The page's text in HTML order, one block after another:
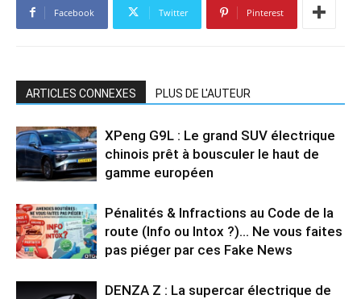
Facebook Twitter Pinterest
ARTICLES CONNEXES PLUS DE L'AUTEUR
XPeng G9L : Le grand SUV électrique
chinois prêt à bousculer le haut de
gamme européen
Pénalités & Infractions au Code de la
route (Info ou Intox ?)… Ne vous faites
pas piéger par ces Fake News
DENZA Z : La supercar électrique de